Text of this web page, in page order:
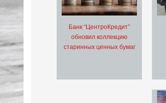
Банк “ЦентроКредит”
обновил коллекцию
старинных ценных бумаг